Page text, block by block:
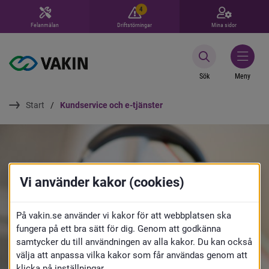
Felanmälan
4
Driftstörningar Mina sidor
Sök Meny
Start Kundservice och e-tjänster
Vi använder kakor (cookies)
På vakin.se använder vi kakor för att webbplatsen ska
fungera på ett bra sätt för dig. Genom att godkänna
samtycker du till användningen av alla kakor. Du kan också
välja att anpassa vilka kakor som får användas genom att